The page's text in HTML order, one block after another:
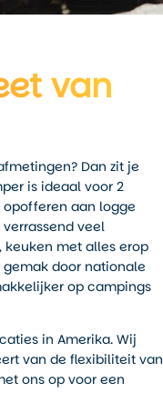
van
Dan zit je
is ideaal voor 2
aan logge
veel
keuken met alles erop
door nationale
op campings
in Amerika. Wij
van de flexibiliteit van
ons op voor een